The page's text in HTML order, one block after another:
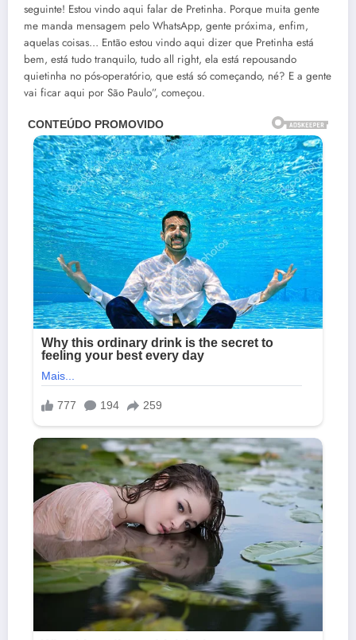
seguinte! Estou vindo aqui falar de Pretinha. Porque muita gente
me manda mensagem pelo WhatsApp, gente próxima, enfim,
aquelas coisas… Então estou vindo aqui dizer que Pretinha está
bem, está tudo tranquilo, tudo all right, ela está repousando
quietinha no pós-operatório, que está só começando, né? E a gente
vai ficar aqui por São Paulo”, começou.